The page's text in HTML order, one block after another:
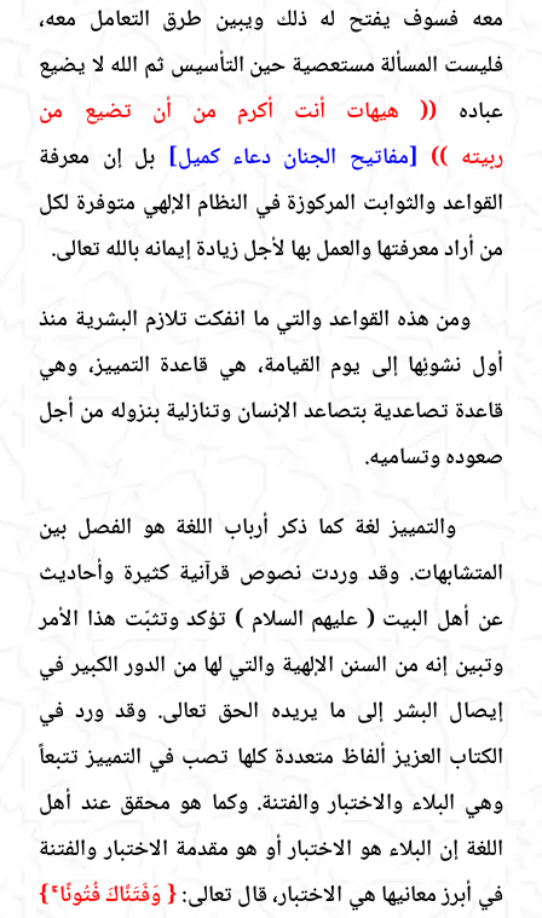
معه فسوف يفتح له ذلك ويبين طرق التعامل معه،
فليست المسألة مستعصية حين التأسيس ثم الله لا يضيع
عباده (( هيهات أنت أكرم من أن تضيع من
ربيته )) [مفاتيح الجنان دعاء كميل] بل إن معرفة
القواعد والثوابت المركوزة في النظام الإلهي متوفرة لكل
من أراد معرفتها والعمل بها لأجل زيادة إيمانه بالله تعالى.
ومن هذه القواعد والتي ما انفكت تلازم البشرية منذ
أول نشوئِها إلى يوم القيامة، هي قاعدة التمييز، وهي
قاعدة تصاعدية بتصاعد الإنسان وتنازلية بنزوله من أجل
صعوده وتساميه.
والتمييز لغة كما ذكر أرباب اللغة هو الفصل بين
المتشابهات. وقد وردت نصوص قرآنية كثيرة وأحاديث
عن أهل البيت( عليهم السلام ) تؤكد وتثبّت هذا الأمر
وتبين إنه من السنن الإلهية والتي لها من الدور الكبير في
إيصال البشر إلى ما يريده الحق تعالى. وقد ورد في
الكتاب العزيز ألفاظ متعددة كلها تصب في التمييز تتبعاً
وهي البلاء والاختبار والفتنة. وكما هو محقق عند أهل
اللغة إن البلاء هو الاختبار أو هو مقدمة الاختبار والفتنة
في أبرز معانيها هي الاختبار، قال تعالى:{ وَفَتَنَّاكَ فُتُونًا ۚ }